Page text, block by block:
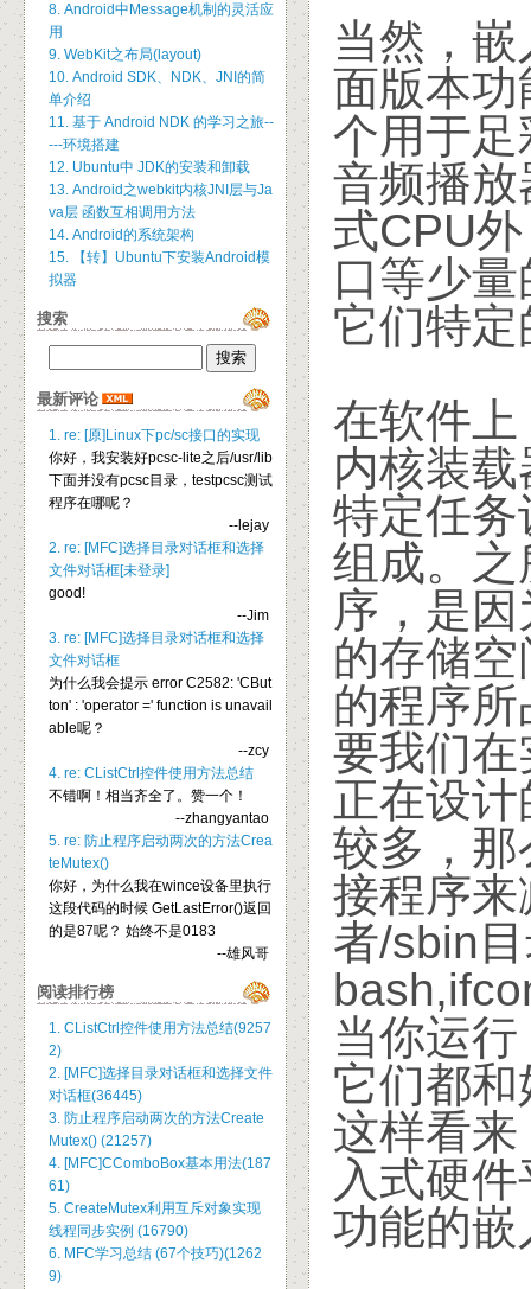
当然，
面版本
个用于
音频播
式CPU
口等少
它们特
在软件
内核装
特定任
组成。
序，是
的存储
的程序
要我们
正在设
较多，
接程序
者/sbin
当你运
它们都
这样看
入式硬
功能的
8. Android中Message机制的灵活应
用
9. WebKit之布局(layout)
10. Android SDK、NDK、JNI的简
单介绍
11. 基于 Android NDK 的学习之旅--
---环境搭建
12. Ubuntu中 JDK的安装和卸载
13. Android之webkit内核JNI层与Ja
va层 函数互相调用方法
14. Android的系统架构
15. 【转】Ubuntu下安装Android模
拟器
搜索
最新评论
1. re: [原]Linux下pc/sc接口的实现
你好，我安装好pcsc-lite之后/usr/lib
下面并没有pcsc目录，testpcsc测试
程序在哪呢？
--lejay
2. re: [MFC]选择目录对话框和选择
文件对话框[未登录]
good!
--Jim
3. re: [MFC]选择目录对话框和选择
文件对话框
为什么我会提示 error C2582: 'CBut
ton' : 'operator =' function is unavail
able呢？
--zcy
4. re: CListCtrl控件使用方法总结
不错啊！相当齐全了。赞一个！
--zhangyantao
5. re: 防止程序启动两次的方法Crea
teMutex()
你好，为什么我在wince设备里执行
这段代码的时候 GetLastError()返回
的是87呢？ 始终不是0183
--雄风哥
阅读排行榜
1. CListCtrl控件使用方法总结(9257
2)
2. [MFC]选择目录对话框和选择文件
对话框(36445)
3. 防止程序启动两次的方法Create
Mutex() (21257)
4. [MFC]CComboBox基本用法(187
61)
5. CreateMutex利用互斥对象实现
线程同步实例 (16790)
6. MFC学习总结 (67个技巧)(1262
9)